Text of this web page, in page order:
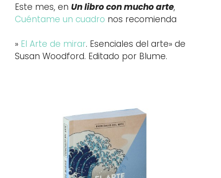
Este mes, en Un libro con mucho arte,
Cuéntame un cuadro nos recomienda
» El Arte de mirar. Esenciales del arte» de
Susan Woodford. Editado por Blume.